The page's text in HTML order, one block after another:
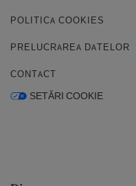
POLITICA COOKIES
PRELUCRAREA DATELOR
CONTACT
SETĂRI COOKIE